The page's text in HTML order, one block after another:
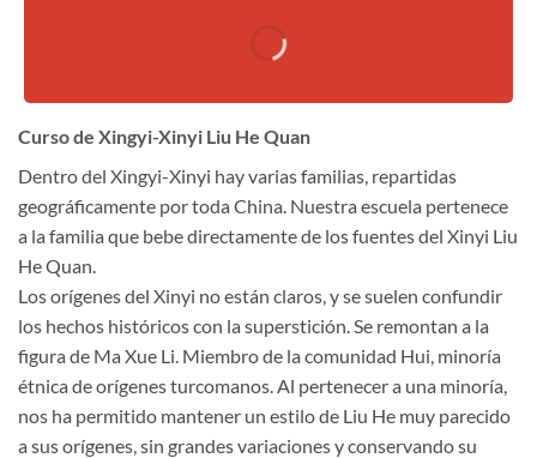
Curso de Xingyi-Xinyi Liu He Quan
Dentro del Xingyi-Xinyi hay varias familias, repartidas
geográficamente por toda China. Nuestra escuela pertenece
a la familia que bebe directamente de los fuentes del Xinyi Liu
He Quan.
Los orígenes del Xinyi no están claros, y se suelen confundir
los hechos históricos con la superstición. Se remontan a la
figura de Ma Xue Li. Miembro de la comunidad Hui, minoría
étnica de orígenes turcomanos. Al pertenecer a una minoría,
nos ha permitido mantener un estilo de Liu He muy parecido
a sus orígenes, sin grandes variaciones y conservando su